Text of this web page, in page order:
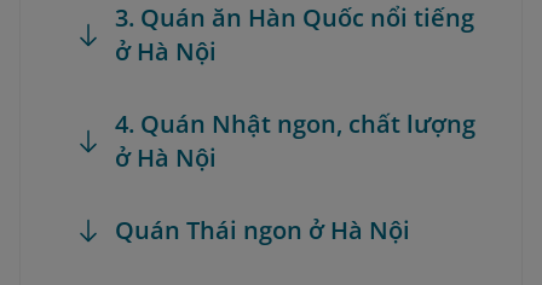
3. Quán ăn Hàn Quốc nổi tiếng
ở Hà Nội
4. Quán Nhật ngon, chất lượng
ở Hà Nội
Quán Thái ngon ở Hà Nội